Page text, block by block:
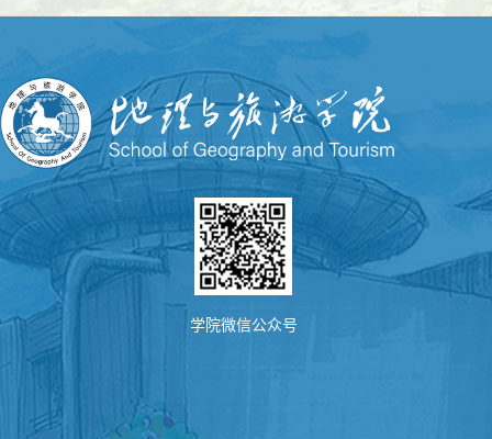
学院微信公众号